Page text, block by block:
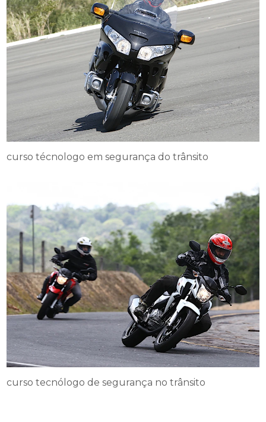
curso técnologo em segurança do trânsito
curso tecnólogo de segurança no trânsito